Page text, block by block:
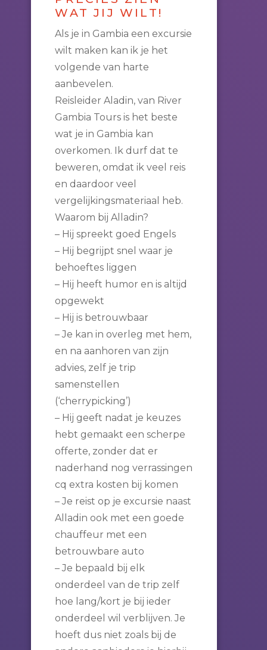
WAT JIJ WILT!
Als je in Gambia een excursie
wilt maken kan ik je het
volgende van harte
aanbevelen.
Reisleider Aladin, van River
Gambia Tours is het beste
wat je in Gambia kan
overkomen. Ik durf dat te
beweren, omdat ik veel reis
en daardoor veel
vergelijkingsmateriaal heb.
Waarom bij Alladin?
– Hij spreekt goed Engels
– Hij begrijpt snel waar je
behoeftes liggen
– Hij heeft humor en is altijd
opgewekt
– Hij is betrouwbaar
– Je kan in overleg met hem,
en na aanhoren van zijn
advies, zelf je trip
samenstellen
(‘cherrypicking’)
– Hij geeft nadat je keuzes
hebt gemaakt een scherpe
offerte, zonder dat er
naderhand nog verrassingen
cq extra kosten bij komen
– Je reist op je excursie naast
Alladin ook met een goede
chauffeur met een
betrouwbare auto
– Je bepaald bij elk
onderdeel van de trip zelf
hoe lang/kort je bij ieder
onderdeel wil verblijven. Je
hoeft dus niet zoals bij de